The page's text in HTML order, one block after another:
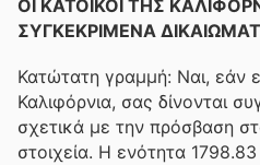
ΟΙ ΚΑΤΟΙΚΟΙ ΤΗΣ
ΣΥΓΚΕΚΡΙΜΕΝΑ
Κατώτατη γραμμή: Ναι, εάν
Καλιφόρνια, σας δίνονται
σχετικά με την πρόσβαση
στοιχεία. Η ενότητα